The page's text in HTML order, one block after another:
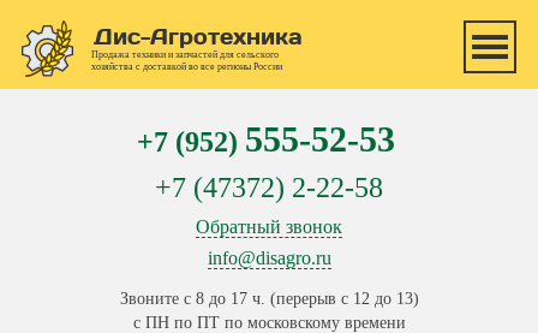
Дис-Агротехника
Продажа техники и запчастей для сельского
хозяйства с доставкой во все регионы России
+7 (952) 555-52-53
+7 (47372) 2-22-58
Обратный звонок
info@disagro.ru
Звоните с 8 до 17 ч. (перерыв с 12 до 13)
с ПН по ПТ по московскому времени